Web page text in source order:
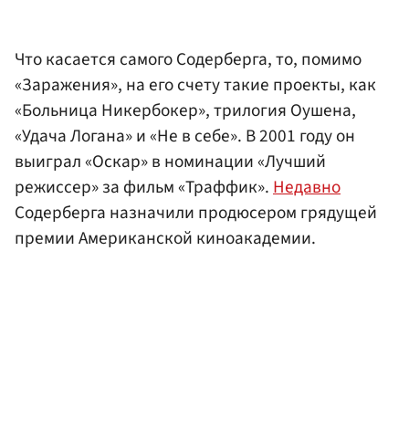
Что касается самого Содерберга, то, помимо
«Заражения», на его счету такие проекты, как
«Больница Никербокер», трилогия Оушена,
«Удача Логана» и «Не в себе». В 2001 году он
выиграл «Оскар» в номинации «Лучший
режиссер» за фильм «Траффик».Недавно
Содерберга назначили продюсером грядущей
премии Американской киноакадемии.